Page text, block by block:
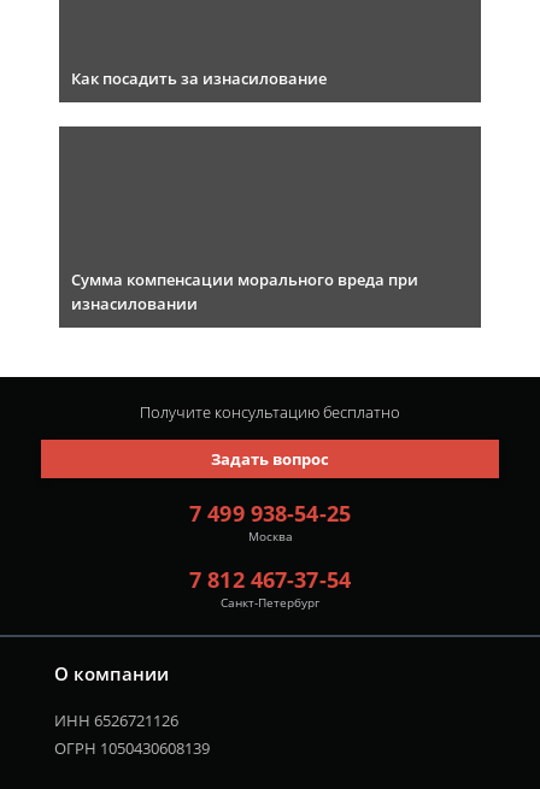
Как посадить за изнасилование
Сумма компенсации морального вреда при
изнасиловании
О компании
ИНН 6526721126
ОГРН 1050430608139
7 499 938-54-25
Москва
7 812 467-37-54
Санкт-Петербург
Задать вопрос
Получите консультациюбесплатно